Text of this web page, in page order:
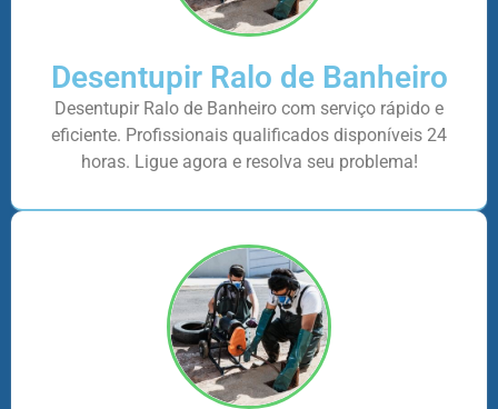
Desentupir Ralo de Banheiro
Desentupir Ralo de Banheiro com serviço rápido e
eficiente. Profissionais qualificados disponíveis 24
horas. Ligue agora e resolva seu problema!